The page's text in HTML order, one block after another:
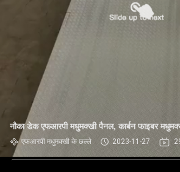
नौका डेक एफआरपी मधुमक्खी पैनल, कार्बन फाइबर
एफआरपी मधुमक्खी के छल्ले 2023-11-27